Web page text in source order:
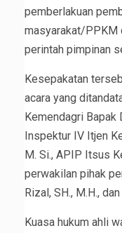
pemberlakuan
masyarakat/PPKM
perintah pimpinan
Kesepakatan
acara yang
Kemendagri Bapak
Inspektur IV Itjen
M. Si., APIP Itsus
perwakilan pihak
Rizal, SH., M.H.,
Kuasa hukum ahli